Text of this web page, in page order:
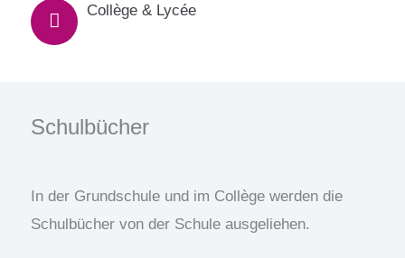
Collège & Lycée
Schulbücher
In der Grundschule und im Collège werden die
Schulbücher von der Schule ausgeliehen.